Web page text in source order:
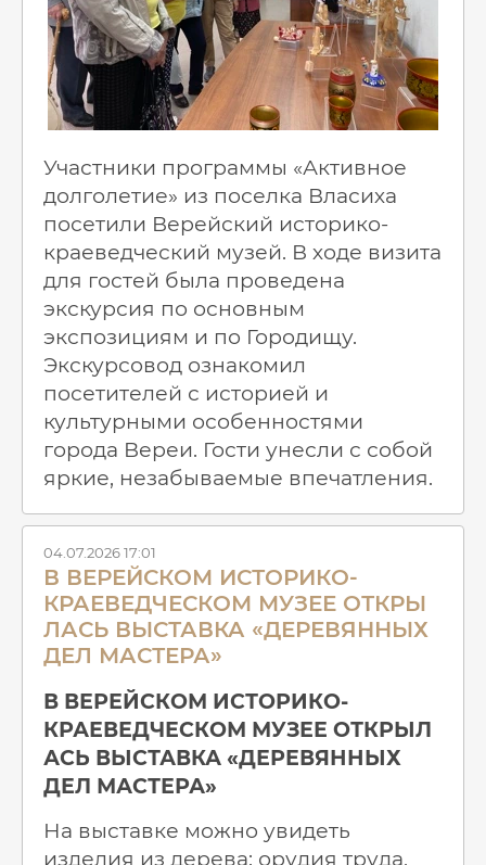
Участники программы «Активное
долголетие» из поселка Власиха
посетили Верейский историко-
краеведческий музей. В ходе визита
для гостей была проведена
экскурсия по основным
экспозициям и по Городищу.
Экскурсовод ознакомил
посетителей с историей и
культурными особенностями
города Вереи. Гости унесли с собой
яркие, незабываемые впечатления.
04.07.2026 17:01
В ВЕРЕЙСКОМ ИСТОРИКО-
КРАЕВЕДЧЕСКОМ МУЗЕЕ ОТКРЫ
ЛАСЬ ВЫСТАВКА «ДЕРЕВЯННЫХ
ДЕЛ МАСТЕРА»
В ВЕРЕЙСКОМ ИСТОРИКО-
КРАЕВЕДЧЕСКОМ МУЗЕЕ ОТКРЫЛ
АСЬ ВЫСТАВКА «ДЕРЕВЯННЫХ
ДЕЛ МАСТЕРА»
На выставке можно увидеть
изделия из дерева: орудия труда,